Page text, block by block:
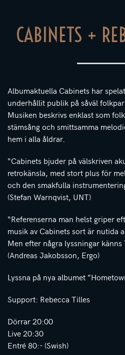
CABINETS +
Albumaktuella Cabinets har
underhållit publik på såväl
Musiken beskrivs enklast som
stämsång och smittsamma
hem i alla åldrar.
“Cabinets bjuder på välskriven
retrokänsla, med stort plus för
och den smakfulla
(Stefan Warnqvist, UNT)
“Referenserna man helst griper
musik av Cabinets sort är nutida
Men efter några lyssningar känns
(Andreas Jakobsson, Ergo)
Lyssna på nya albumet
Support: Rebecca Tilles
Dörrar 20:00
Live 20:30
Entré 80:- (Swish)